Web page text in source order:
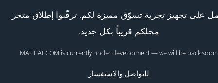
على تجهيز تجربة تسوّق مميزة لكم. ترقّبوا إطلاق متجر
محلكم قريباً بكل جديد.
MAHHALCOM is currently under development — we will be back soon.
للتواصل والاستفسار